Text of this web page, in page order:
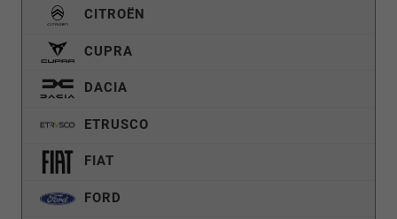
CITROËN
CUPRA
DACIA
ETRUSCO
FIAT
FORD